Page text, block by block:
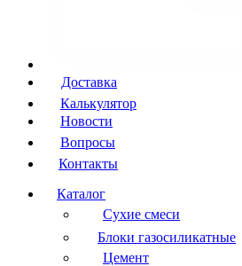
Доставка
Калькулятор
Новости
Вопросы
Контакты
Каталог
Сухие смеси
Блоки газосиликатные
Цемент